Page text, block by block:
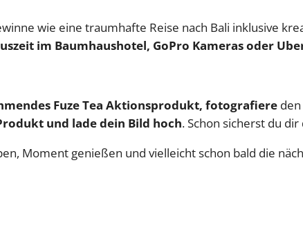
wie eine traumhafte Reise nach Bali inklusive
im Baumhaushotel, GoPro Kameras oder
Fuze Tea Aktionsprodukt, fotografiereden
und lade dein Bild hoch. Schon sicherst du
Moment genießen und vielleicht schon bald die